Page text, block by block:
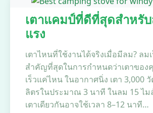
เตาแคมป์ที่ดีที่สุดสำหรั
แรง
เตาไหนที่ใช้งานได้จริงเมื่อมีลม? ลม
สำคัญที่สุดในการกำหนดว่าเตาขอ
เร็วแค่ไหน ในอากาศนิ่ง เตา 3,000
ลิตรในประมาณ 3 นาที ในลม 15 ไม
เตาเดียวกันอาจใช้เวลา 8–12 นาที…